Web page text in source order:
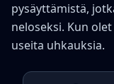
pysäyttämistä,
neloseksi. Kun
useita uhkauksia.